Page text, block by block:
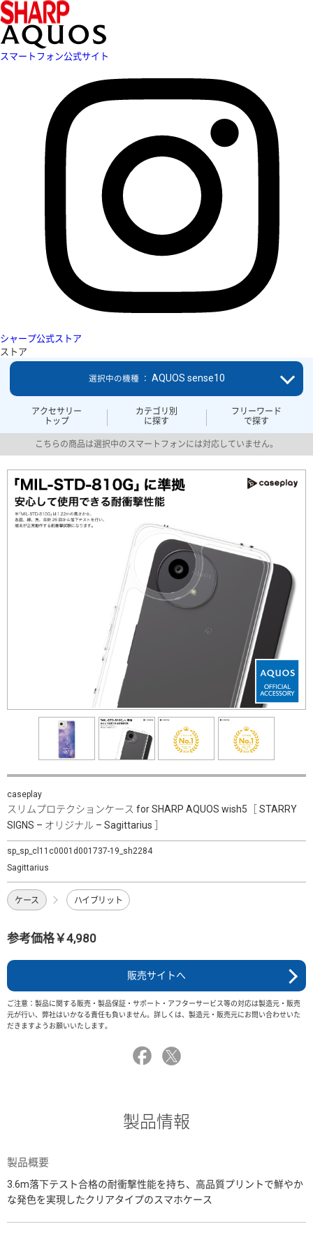
スマートフォン公式サイト
シャープ公式ストア
ストア
アクセサリー
トップ
カテゴリ別
に探す
フリーワード
で探す
選択中の機種 ： AQUOS sense10
こちらの商品は選択中のスマートフォンには対応していません。
caseplay
スリムプロテクションケース for SHARP AQUOS wish5［ STARRY
SIGNS – オリジナル – Sagittarius ］
sp_sp_cl11c0001d001737-19_sh2284
Sagittarius
ケース ハイブリット
参考価格￥4,980
販売サイトへ
ご注意：製品に関する販売・製品保証・サポート・アフターサービス等の対応は製造元・販売
元が行い、弊社はいかなる責任も負いません。詳しくは、製造元・販売元にお問い合わせいた
だきますようお願いいたします。
製品情報
製品概要
3.6m落下テスト合格の耐衝撃性能を持ち、高品質プリントで鮮やか
な発色を実現したクリアタイプのスマホケース